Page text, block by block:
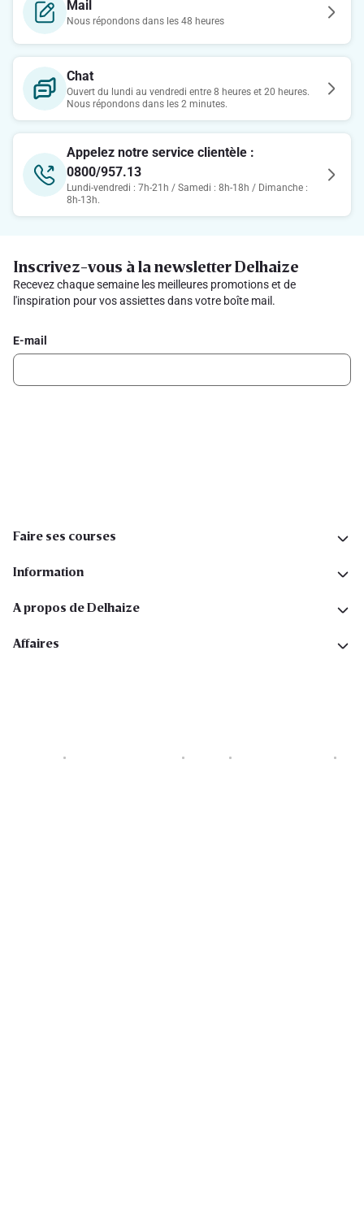
Mail
Nous répondons dans les 48 heures
Chat
Ouvert du lundi au vendredi entre 8 heures et 20 heures.
Nous répondons dans les 2 minutes.
Appelez notre service clientèle :
0800/957.13
Lundi-vendredi : 7h-21h / Samedi : 8h-18h / Dimanche :
8h-13h.
Inscrivez-vous à la newsletter Delhaize
Recevez chaque semaine les meilleures promotions et de
l'inspiration pour vos assiettes dans votre boîte mail.
E-mail
Faire ses courses
Information
A propos de Delhaize
Affaires